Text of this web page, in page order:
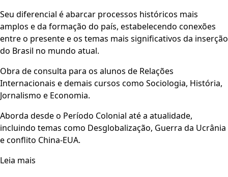
Seu diferencial é abarcar processos históricos mais
amplos e da formação do país, estabelecendo conexões
entre o presente e os temas mais significativos da inserção
do Brasil no mundo atual.
Obra de consulta para os alunos de Relações
Internacionais e demais cursos como Sociologia, História,
Jornalismo e Economia.
Aborda desde o Período Colonial até a atualidade,
incluindo temas como Desglobalização, Guerra da Ucrânia
e conflito China-EUA.
Leia mais